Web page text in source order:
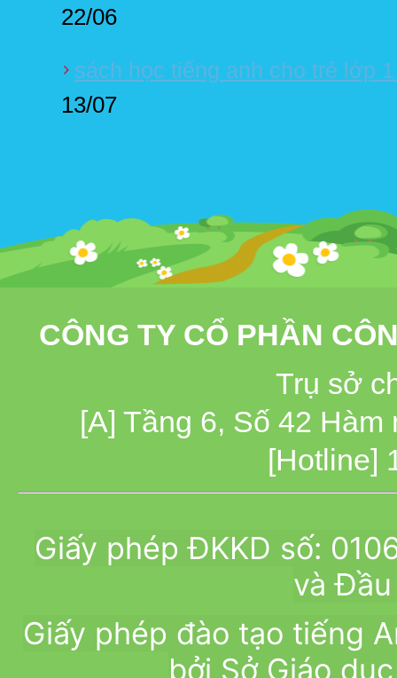
22/06
sách học tiếng anh cho trẻ lớp
13/07
CÔNG TY CỔ PHẦN
Trụ sở
[A] Tầng 6, Số 42
[Hotline]
Giấy phép ĐKKD số:
và
Giấy phép đào tạo tiếng
bởi Sở Giáo